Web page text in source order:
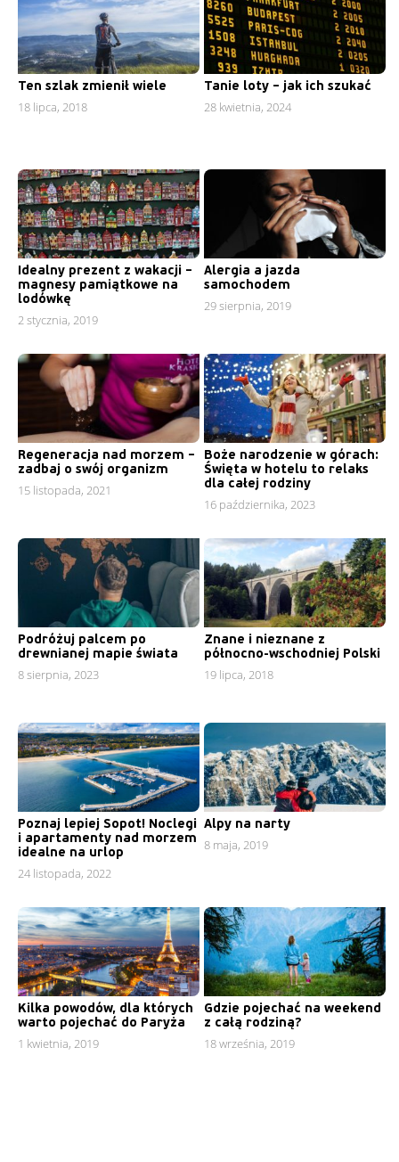
Ten szlak zmienił wiele
18 lipca, 2018
Tanie loty – jak ich szukać
28 kwietnia, 2024
Idealny prezent z wakacji –
magnesy pamiątkowe na
lodówkę
2 stycznia, 2019
Alergia a jazda
samochodem
29 sierpnia, 2019
Regeneracja nad morzem –
zadbaj o swój organizm
15 listopada, 2021
Boże narodzenie w górach:
Święta w hotelu to relaks
dla całej rodziny
16 października, 2023
Podróżuj palcem po
drewnianej mapie świata
8 sierpnia, 2023
Znane i nieznane z
północno-wschodniej Polski
19 lipca, 2018
Poznaj lepiej Sopot! Noclegi
i apartamenty nad morzem
idealne na urlop
24 listopada, 2022
Alpy na narty
8 maja, 2019
Kilka powodów, dla których
warto pojechać do Paryża
1 kwietnia, 2019
Gdzie pojechać na weekend
z całą rodziną?
18 września, 2019